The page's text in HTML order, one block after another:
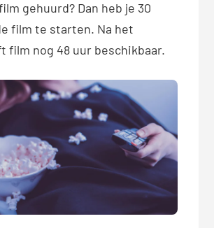
gehuurd? Dan heb je 30
film te starten. Na het
film nog 48 uur beschikbaar.